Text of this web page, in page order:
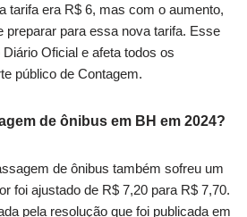
tarifa era R$ 6, mas com o aumento,
preparar para essa nova tarifa. Esse
Oficial e afeta todos os
público de Contagem.
de ônibus em BH em 2024?
de ônibus também sofreu um
foi ajustado de R$ 7,20 para R$ 7,70.
pela resolução que foi publicada em